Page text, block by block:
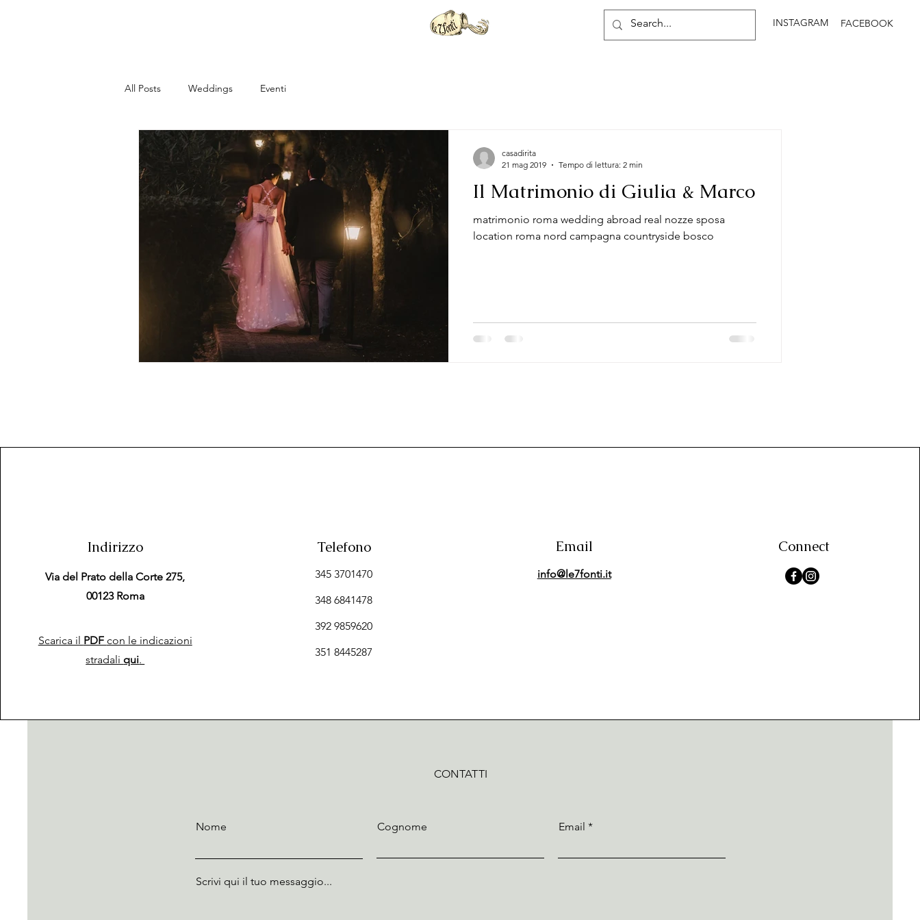
INSTAGRAM FACEBOOK
All Posts Weddings Eventi
Il Matrimonio di Giulia & Marco
matrimonio roma wedding abroad real nozze sposa
location roma nord campagna countryside bosco
casadirita
21 mag 2019
Tempo di lettura: 2 min
Indirizzo
Via del Prato della Corte 275,
00123 Roma
Scarica il PDF con le indicazioni
stradaliqui.
Telefono
345 3701470
348 6841478
392 9859620
351 8445287
Email
info@le7fonti.it
Connect
CONTATTI
Nome Cognome Email
Scrivi qui il tuo messaggio...